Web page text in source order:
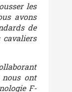
les
avons
de
cavaliers
nous ont
F-